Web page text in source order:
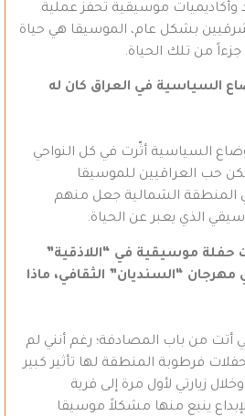
موسيقية تحفز عملية
بشكل عام، الموسيقا هي حياة
جزءاً من تلك الحياة.
السياسية في العراق كان له
السياسية أثّرت في كل النواحي
حب العراقيين للموسيقا
الشمالية جعل منهم
الذي يعبر عن الحياة.
موسيقية في “اللاذقية”
“السنديان” الثقافي، ماذا
أتت من باب المصادفة؛ رغم أنني لم
فرطوبة المنطقة لها تأثير كبير
زيارتي لأول مرة إلى قرية
ينبع منها مشكلاً موسيقا